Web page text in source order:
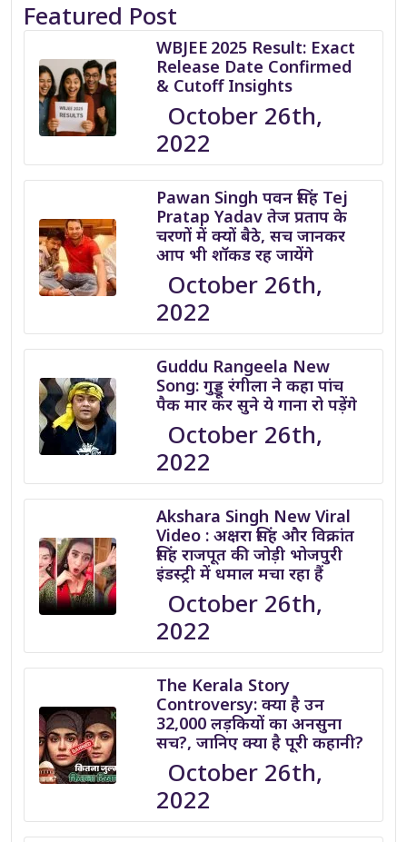
Featured Post
WBJEE 2025 Result: Exact
Release Date Confirmed
& Cutoff Insights
October 26th,
2022
Pawan Singh पवन सिंह Tej
Pratap Yadav तेज प्रताप के
चरणों में क्यों बैठे, सच जानकर
आप भी शॉकड रह जायेंगे
October 26th,
2022
Guddu Rangeela New
Song: गुड्डू रंगीला ने कहा पांच
पैक मार कर सुने ये गाना रो पड़ेंगे
October 26th,
2022
Akshara Singh New Viral
Video : अक्षरा सिंह और विक्रांत
सिंह राजपूत की जोड़ी भोजपुरी
इंडस्ट्री में धमाल मचा रहा हैं
October 26th,
2022
The Kerala Story
Controversy: क्या है उन
32,000 लड़कियों का अनसुना
सच?, जानिए क्या है पूरी कहानी?
October 26th,
2022